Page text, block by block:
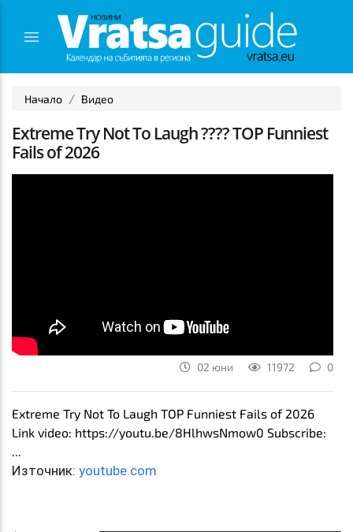
Начало Видео
Extreme Try Not To Laugh ???? TOP Funniest
Fails of 2026
02 юни 11972 0
Extreme Try Not To Laugh TOP Funniest Fails of 2026
Link video: https://youtu.be/8HlhwsNmow0 Subscribe:
Източник: youtube.com